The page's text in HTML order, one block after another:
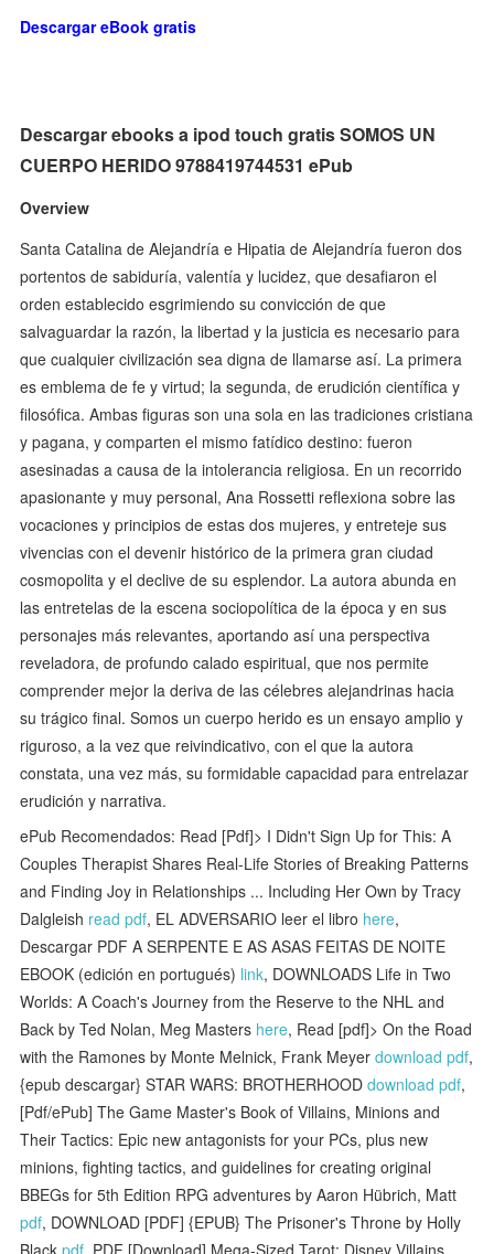
Descargar eBook gratis
Descargar ebooks a ipod touch gratis SOMOS UN
CUERPO HERIDO 9788419744531 ePub
Overview
Santa Catalina de Alejandría e Hipatia de Alejandría fueron dos
portentos de sabiduría, valentía y lucidez, que desafiaron el
orden establecido esgrimiendo su convicción de que
salvaguardar la razón, la libertad y la justicia es necesario para
que cualquier civilización sea digna de llamarse así. La primera
es emblema de fe y virtud; la segunda, de erudición científica y
filosófica. Ambas figuras son una sola en las tradiciones cristiana
y pagana, y comparten el mismo fatídico destino: fueron
asesinadas a causa de la intolerancia religiosa. En un recorrido
apasionante y muy personal, Ana Rossetti reflexiona sobre las
vocaciones y principios de estas dos mujeres, y entreteje sus
vivencias con el devenir histórico de la primera gran ciudad
cosmopolita y el declive de su esplendor. La autora abunda en
las entretelas de la escena sociopolítica de la época y en sus
personajes más relevantes, aportando así una perspectiva
reveladora, de profundo calado espiri­tual, que nos permite
comprender mejor la deriva de las célebres alejandrinas ­hacia
su trágico final. Somos un cuerpo herido es un ensayo amplio y
riguroso, a la vez que reivindicativo, con el que la autora
constata, una vez más, su formidable capacidad para entrelazar
erudición y narrativa.
ePub Recomendados: Read [Pdf]> I Didn't Sign Up for This: A
Couples Therapist Shares Real-Life Stories of Breaking Patterns
and Finding Joy in Relationships ... Including Her Own by Tracy
Dalgleish read pdf, EL ADVERSARIO leer el libro here,
Descargar PDF A SERPENTE E AS ASAS FEITAS DE NOITE
EBOOK (edición en portugués) link, DOWNLOADS Life in Two
Worlds: A Coach's Journey from the Reserve to the NHL and
Back by Ted Nolan, Meg Masters here, Read [pdf]> On the Road
with the Ramones by Monte Melnick, Frank Meyerdownload pdf,
{epub descargar} STAR WARS: BROTHERHOODdownload pdf,
[Pdf/ePub] The Game Master's Book of Villains, Minions and
Their Tactics: Epic new antagonists for your PCs, plus new
minions, fighting tactics, and guidelines for creating original
BBEGs for 5th Edition RPG adventures by Aaron Hübrich, Matt
pdf, DOWNLOAD [PDF] {EPUB} The Prisoner's Throne by Holly
Blackpdf , PDF [Download] Mega-Sized Tarot: Disney Villains